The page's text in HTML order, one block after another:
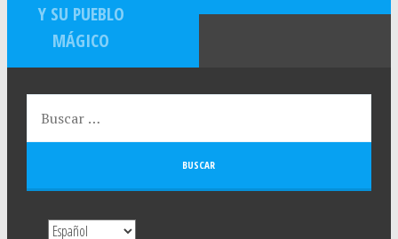
Y SU PUEBLO
MÁGICO